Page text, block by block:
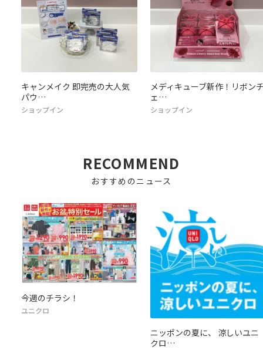
キャンメイク 即完売の大人気
パウ…
ショップイン
メディキューブ新作！リボン
ェ…
ショップイン
RECOMMEND
おすすめのニュース
今週のチラシ！
ユニクロ
ニッポンの夏に、 涼しいユニ
クロ…